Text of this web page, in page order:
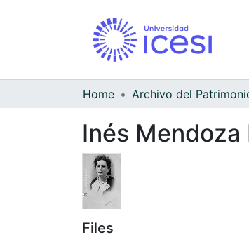
Home
Inés
Files